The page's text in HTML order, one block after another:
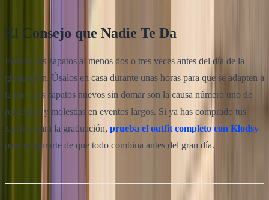
El Consejo que Nadie Te Da
Estrena los zapatos al menos dos o tres veces antes del día de la
graduación. Úsalos en casa durante unas horas para que se adapten a
tu pie. Los zapatos nuevos sin domar son la causa número uno de
rozaduras y molestias en eventos largos. Si ya has comprado tus
zapatos para la graduación, prueba el outfit completo con Klodsy
para asegurarte de que todo combina antes del gran día.